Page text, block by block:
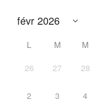
L M M
26
27 28
2 3 4